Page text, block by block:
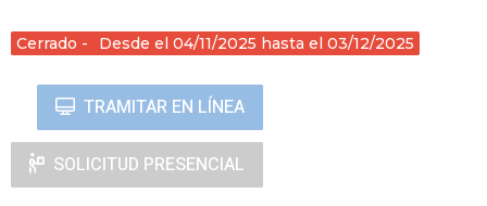
Cerrado Desde el 04/11/2025 hasta el 03/12/2025
TRAMITAR EN LÍNEA
SOLICITUD PRESENCIAL